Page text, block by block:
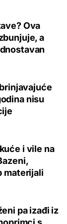
Ova
a
nisu
i vile na
materijali
pa izađi iz